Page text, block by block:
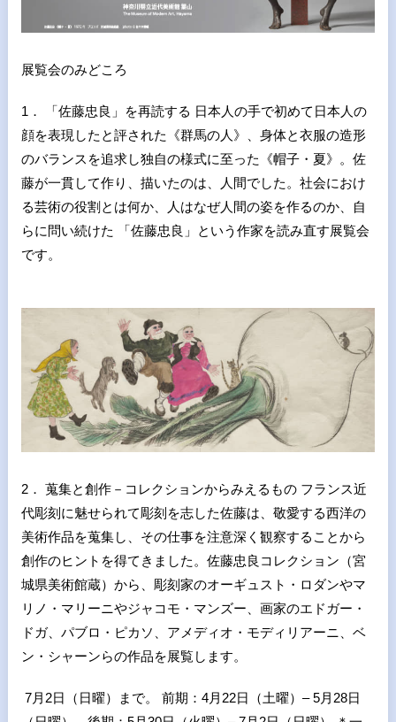
展覧会のみどころ
1． 「佐藤忠良」を再読する 日本人の手で初めて日本人の
顔を表現したと評された《群馬の人》、身体と衣服の造形
のバランスを追求し独自の様式に至った《帽子・夏》。佐
藤が一貫して作り、描いたのは、人間でした。社会におけ
る芸術の役割とは何か、人はなぜ人間の姿を作るのか、自
らに問い続けた 「佐藤忠良」という作家を読み直す展覧会
です。
2． 蒐集と創作－コレクションからみえるもの フランス近
代彫刻に魅せられて彫刻を志した佐藤は、敬愛する西洋の
美術作品を蒐集し、その仕事を注意深く観察することから
創作のヒントを得てきました。佐藤忠良コレクション（宮
城県美術館蔵）から、彫刻家のオーギュスト・ロダンやマ
リノ・マリーニやジャコモ・マンズー、画家のエドガー・
ドガ、パブロ・ピカソ、アメディオ・モディリアーニ、ベ
ン・シャーンらの作品を展覧します。
7月2日（日曜）まで。 前期：4月22日（土曜）– 5月28日